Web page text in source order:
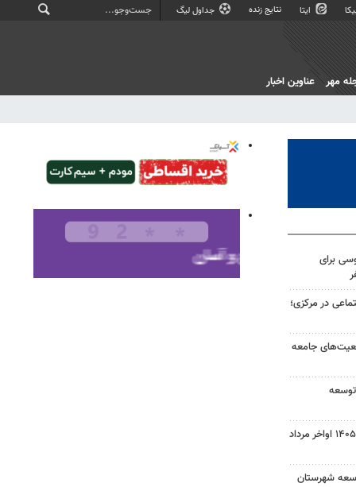
ایتا نتایج زنده جداول لیگ
مهر عناوین اخبار
برای
در مرکزی؛
جامعه‌
توسعه
نتایج نهایی آزمون دکتری سال ۱۴۰۵ اواخر مرداد
شهرستان